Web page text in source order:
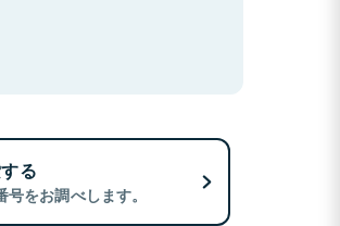
る
をお調べします。